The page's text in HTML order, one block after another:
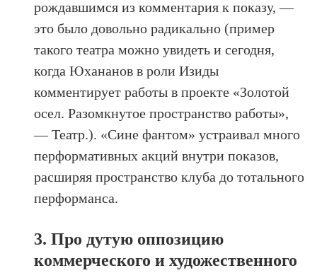
рождавшимся из комментария к показу, —
это было довольно радикально (пример
такого театра можно увидеть и сегодня,
когда Юхананов в роли Изиды
комментирует работы в проекте «Золотой
осел. Разомкнутое пространство работы»,
— Театр.). «Сине фантом» устраивал много
перформативных акций внутри показов,
расширяя пространство клуба до тотального
перформанса.
3. Про дутую оппозицию
коммерческого и художественного